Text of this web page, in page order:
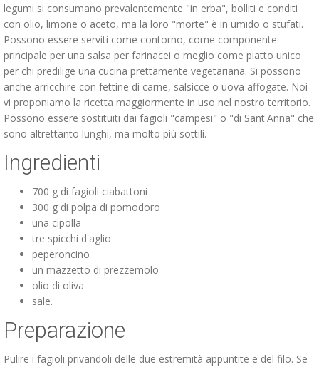
legumi si consumano prevalentemente "in erba", bolliti e conditi
con olio, limone o aceto, ma la loro "morte" è in umido o stufati.
Possono essere serviti come contorno, come componente
principale per una salsa per farinacei o meglio come piatto unico
per chi predilige una cucina prettamente vegetariana. Si possono
anche arricchire con fettine di carne, salsicce o uova affogate. Noi
vi proponiamo la ricetta maggiormente in uso nel nostro territorio.
Possono essere sostituiti dai fagioli "campesi" o "di Sant'Anna" che
sono altrettanto lunghi, ma molto più sottili.
Ingredienti
700 g di fagioli ciabattoni
300 g di polpa di pomodoro
una cipolla
tre spicchi d'aglio
peperoncino
un mazzetto di prezzemolo
olio di oliva
sale.
Preparazione
Pulire i fagioli privandoli delle due estremità appuntite e del filo. Se